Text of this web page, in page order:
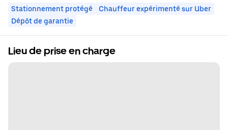
Stationnement protégé
Chauffeur expérimenté sur Uber
Dépôt de garantie
Lieu de prise en charge